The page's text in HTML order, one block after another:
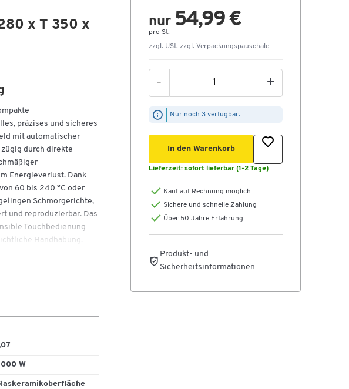
x T 350 x
präzises und sicheres
mit automatischer
durch direkte
Energieverlust. Dank
60 bis 240 °C oder
Schmorgerichte,
und reproduzierbar. Das
Touchbedienung
Handhabung.
mit praxisnahen
Überhitzungsschutz und
ist leicht zu
und nichts auf der
spart Platz und
oder im kleinen
W
nur 54,99 €
pro St.
zzgl. USt. zzgl. Verpackungspauschale
- +
Nur noch 3 verfügbar.
In den Warenkorb
Lieferzeit: sofort lieferbar (1-2 Tage)
Kauf auf Rechnung möglich
Sichere und schnelle Zahlung
Über 50 Jahre Erfahrung
Produkt- und
Sicherheitsinformationen